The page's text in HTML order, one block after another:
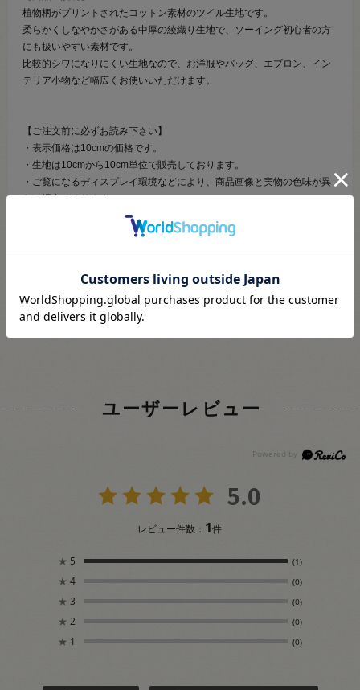
植物柄がプリントされたコットン素材のツイル生地です。
柔らかくしなやかさがある中厚の綾織り生地で、ソーイング初心者の方
にも扱いやすい素材です。
比較的シワになりにくい生地なので、お洋服やバッグ、エプロン、イン
テリア小物など幅広くお使いいただけます。
【ご注文前に必ずお読み下さい】
・表示価格は10cmの価格です。
・生地は10cmから10cm単位で販売しております。
・ご覧になるディスプレイ環境などにより、商品画像と実物の色味が異
なる場合があります。
・生産ロットにより、色味や風合いが変わる場合があります。幅につき
ましても若干差が生じる場合があります。予めご了承くださいませ。
・生地はカットしてご用意するため、注文キャンセル・数量変更・返品
がお受けできません。
ユーザーレビュー
5.0
レビュー件数： 1件
★ 5 (1)
★ 4 (0)
★ 3 (0)
★ 2 (0)
★ 1 (0)